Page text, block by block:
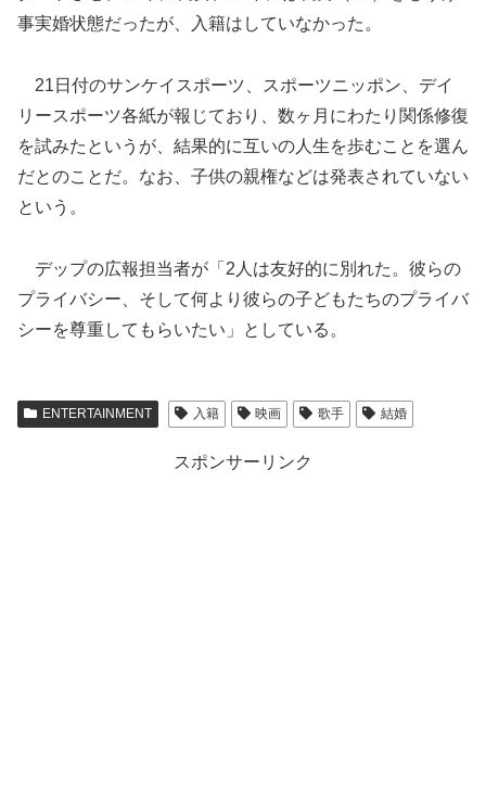
事実婚状態だったが、入籍はしていなかった。
21日付のサンケイスポーツ、スポーツニッポン、デイ
リースポーツ各紙が報じており、数ヶ月にわたり関係修復
を試みたというが、結果的に互いの人生を歩むことを選ん
だとのことだ。なお、子供の親権などは発表されていない
という。
デップの広報担当者が「2人は友好的に別れた。彼らの
プライバシー、そして何より彼らの子どもたちのプライバ
シーを尊重してもらいたい」としている。
ENTERTAINMENT 入籍 映画 歌手 結婚
スポンサーリンク